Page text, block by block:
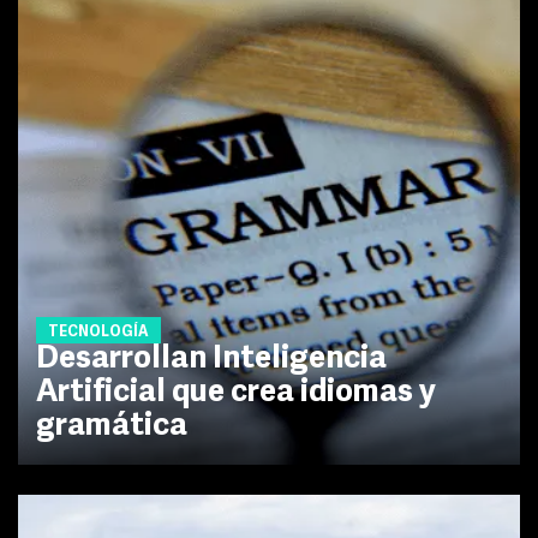
TECNOLOGÍA
Desarrollan Inteligencia
Artificial que crea idiomas y
gramática